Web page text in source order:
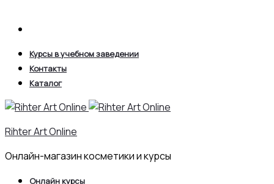
Курсы в учебном заведении
Контакты
Каталог
Rihter Art Online
Онлайн-магазин косметики и курсы
Онлайн курсы